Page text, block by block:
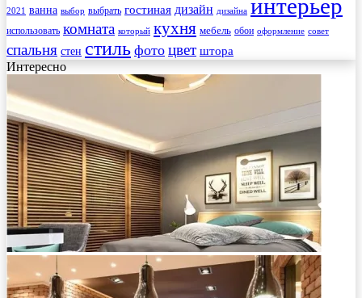
2021 ванна выбор выбрать гостиная дизайн дизайна интерьер
использовать комната который кухня мебель обои оформление совет
спальня стен стиль фото цвет штора
Интересно